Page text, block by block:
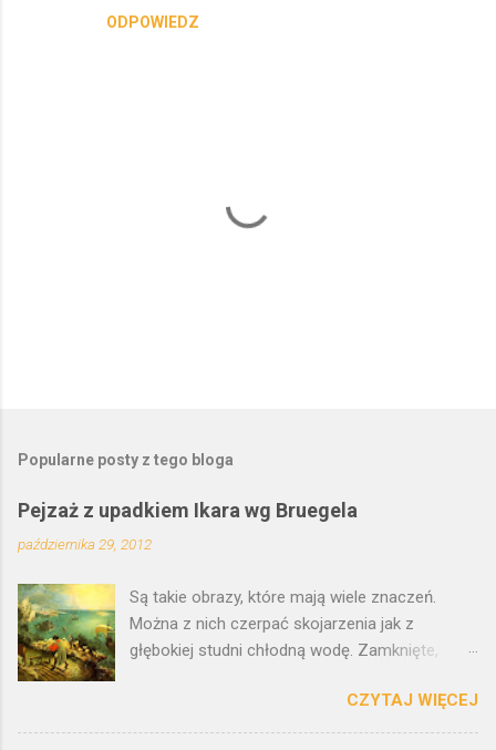
ODPOWIEDZ
e
l
i
j
o
m
e
n
t
a
Popularne posty z tego bloga
Pejzaż z upadkiem Ikara wg Bruegela
października 29, 2012
Są takie obrazy, które mają wiele znaczeń.
Można z nich czerpać skojarzenia jak z
głębokiej studni chłodną wodę. Zamknięte,
kryptonimy. Jak motyw z upadkiem Ikara.
Pejzaż z upadkiem Ikara przypisywany jest
CZYTAJ WIĘCEJ